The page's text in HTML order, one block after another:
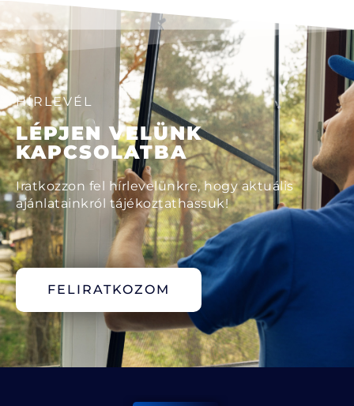
HÍRLEVÉL
LÉPJEN VELÜNK
KAPCSOLATBA
Iratkozzon fel hírlevelünkre, hogy aktuális
ajánlatainkról tájékoztathassuk!
FELIRATKOZOM